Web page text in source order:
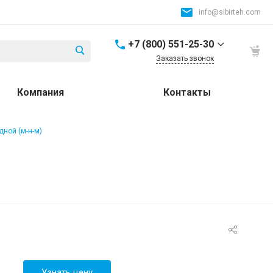
info@sibirteh.com
+7 (800) 551-25-30
Россия и СНГ
Заказать звонок
Компания Контакты
(м-н-м)